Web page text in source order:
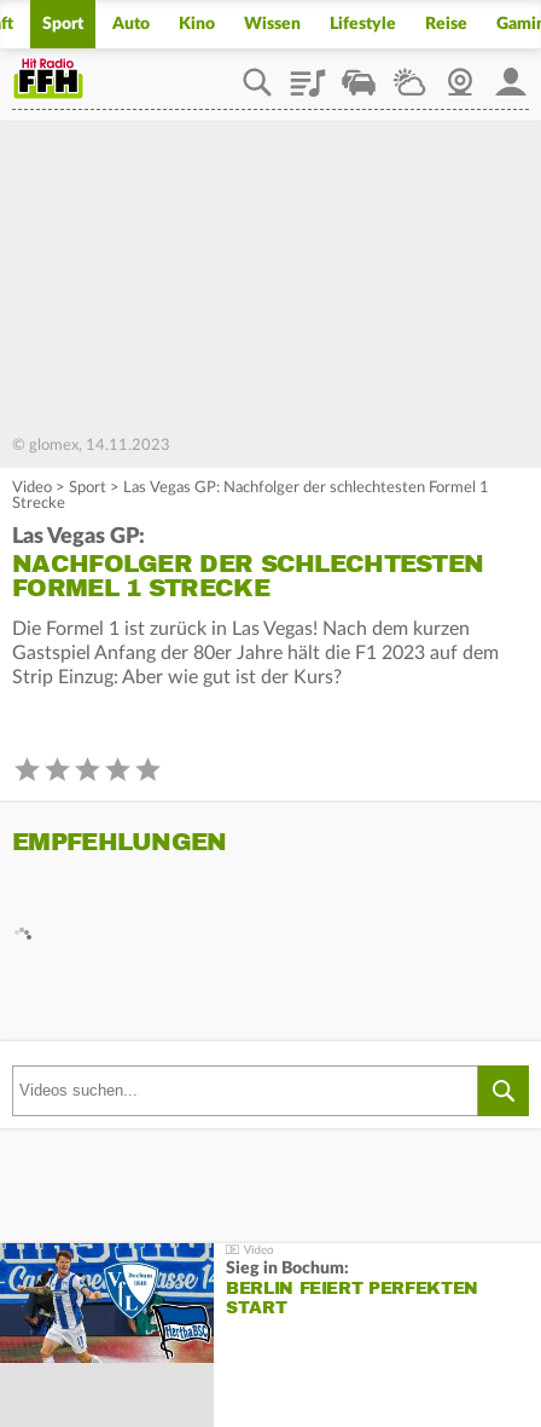
Sport Auto Kino Wissen Lifestyle Reise
PlaylistStaupilotWetterWebcam
© glomex, 14.11.2023
Video > Sport > Las Vegas GP: Nachfolger der schlechtesten Formel 1
Strecke
Las Vegas GP:
NACHFOLGER DER SCHLECHTESTEN
FORMEL 1 STRECKE
Die Formel 1 ist zurück in Las Vegas! Nach dem kurzen
Gastspiel Anfang der 80er Jahre hält die F1 2023 auf dem
Strip Einzug: Aber wie gut ist der Kurs?
EMPFEHLUNGEN
Sieg in Bochum:
BERLIN FEIERT PERFEKTEN
START